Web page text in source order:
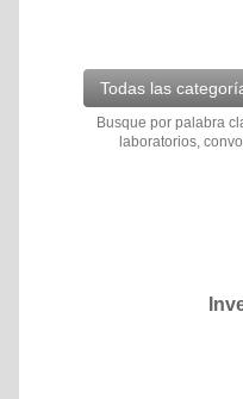
Todas las
Busque por palabra
laboratorios,